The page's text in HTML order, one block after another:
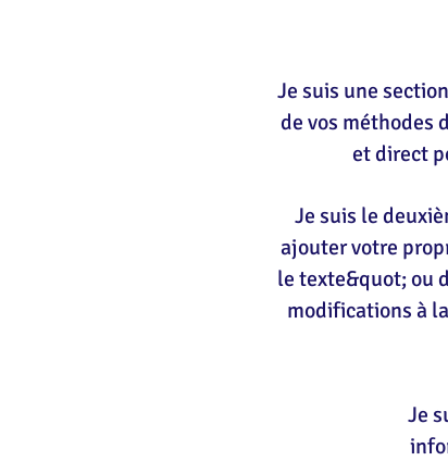
Je suis une
de vos méthodes
et direct
Je suis le
ajouter votre
le texte&quot; ou
modifications à
Je